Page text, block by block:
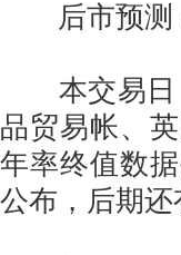
后市预测
本交易日
品贸易帐、
年率终值数
公布，后期